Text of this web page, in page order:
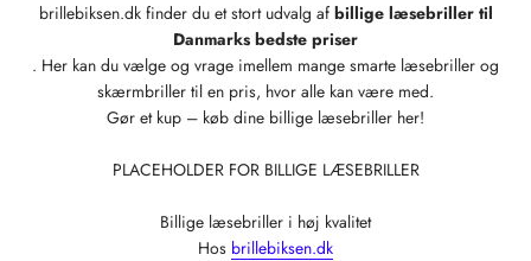
brillebiksen.dk finder du et stort udvalg af billige læsebriller til
Danmarks bedste priser
. Her kan du vælge og vrage imellem mange smarte læsebriller og
skærmbriller til en pris, hvor alle kan være med.
Gør et kup – køb dine billige læsebriller her!
PLACEHOLDER FOR BILLIGE LÆSEBRILLER
Billige læsebriller i høj kvalitet
Hos brillebiksen.dk